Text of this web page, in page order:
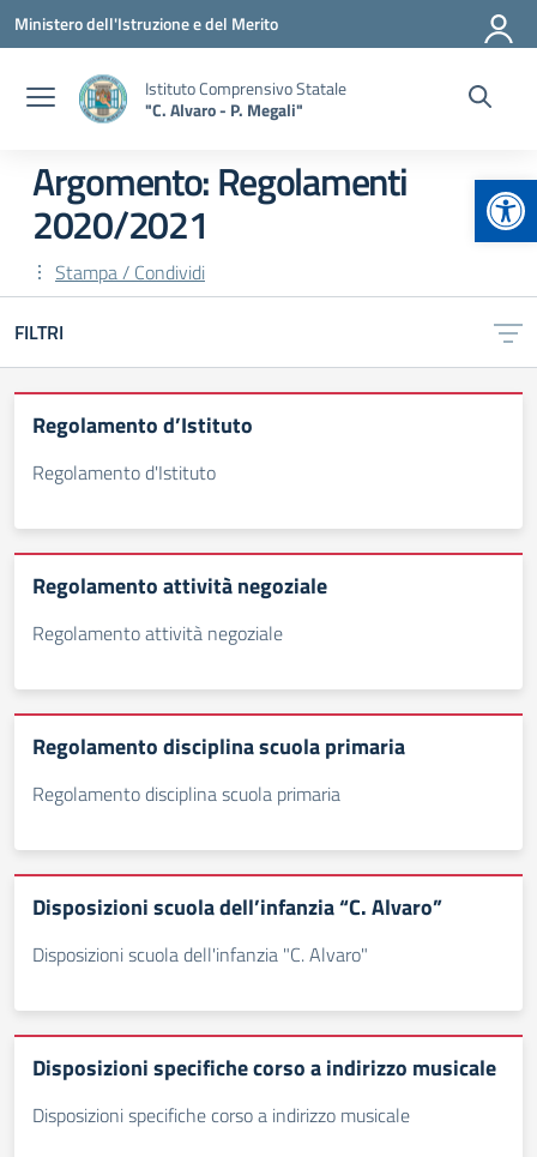
Vai ai contenuti
Vai al menu di navigazione
Vai al footer
Ministero dell'Istruzione e del Merito
Istituto Comprensivo Statale
"C. Alvaro - P. Megali"
Argomento: Regolamenti
2020/2021
Stampa / Condividi
FILTRI
Regolamento d’Istituto
Regolamento d'Istituto
Regolamento attività negoziale
Regolamento attività negoziale
Regolamento disciplina scuola primaria
Regolamento disciplina scuola primaria
Disposizioni scuola dell’infanzia “C. Alvaro”
Disposizioni scuola dell'infanzia "C. Alvaro"
Disposizioni specifiche corso a indirizzo musicale
Disposizioni specifiche corso a indirizzo musicale